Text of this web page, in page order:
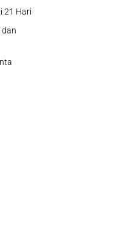
21 Hari
dan